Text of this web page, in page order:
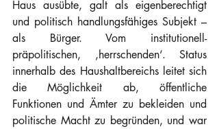
Haus ausübte, galt als eigenberechtigt
und politisch handlungsfähiges Subjekt –
als Bürger. Vom institutionell-
präpolitischen, ‚herrschenden‘. Status
innerhalb des Haushaltbereichs leitet sich
die Möglichkeit ab, öffentliche
Funktionen und Ämter zu bekleiden und
politische Macht zu begründen, und war